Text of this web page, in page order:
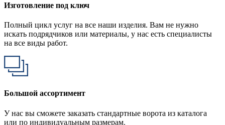
Изготовление под ключ
Полный цикл услуг на все наши изделия. Вам не нужно
искать подрядчиков или материалы, у нас есть специалисты
на все виды работ.
Большой ассортимент
У нас вы сможете заказать стандартные ворота из каталога
или по индивидуальным размерам.